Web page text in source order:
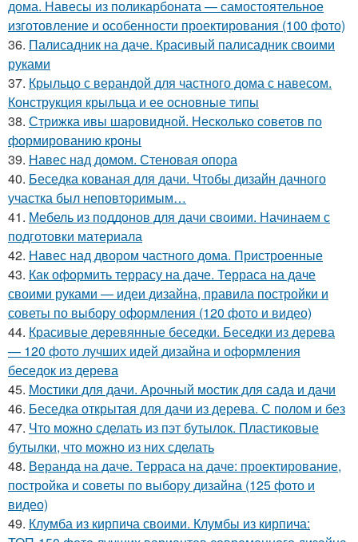
дома. Навесы из поликарбоната — самостоятельное
изготовление и особенности проектирования (100 фото)
36. Палисадник на даче. Красивый палисадник своими
руками
37. Крыльцо с верандой для частного дома с навесом.
Конструкция крыльца и ее основные типы
38. Стрижка ивы шаровидной. Несколько советов по
формированию кроны
39. Навес над домом. Стеновая опора
40. Беседка кованая для дачи. Чтобы дизайн дачного
участка был неповторимым…
41. Мебель из поддонов для дачи своими. Начинаем с
подготовки материала
42. Навес над двором частного дома. Пристроенные
43. Как оформить террасу на даче. Терраса на даче
своими руками — идеи дизайна, правила постройки и
советы по выбору оформления (120 фото и видео)
44. Красивые деревянные беседки. Беседки из дерева
— 120 фото лучших идей дизайна и оформления
беседок из дерева
45. Мостики для дачи. Арочный мостик для сада и дачи
46. Беседка открытая для дачи из дерева. С полом и без
47. Что можно сделать из пэт бутылок. Пластиковые
бутылки, что можно из них сделать
48. Веранда на даче. Терраса на даче: проектирование,
постройка и советы по выбору дизайна (125 фото и
видео)
49. Клумба из кирпича своими. Клумбы из кирпича: